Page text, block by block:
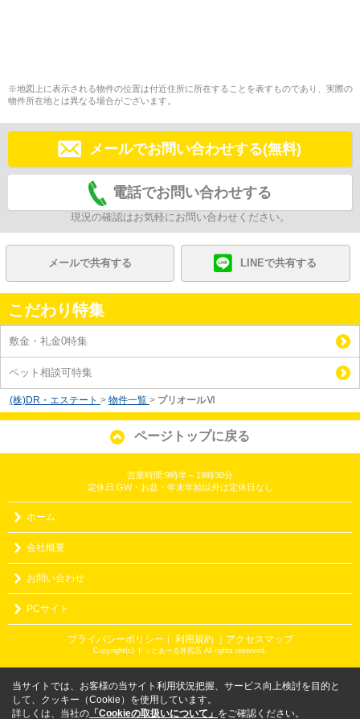
※地図上に表示される物件の位置は付近住所に所在することを表すものであり、実際の
物件所在地とは異なる場合がございます。
メールでお問い合わせする(無料)
電話でお問い合わせする
現況の確認はお気軽にお問い合わせください。
メールで共有する LINEで共有する
こだわり特集
敷金・礼金0特集
ペット相談可特集
(株)DR・エステート > 物件一覧 > プリオールⅥ
ページトップに戻る
営業時間:9時半～19時30分
定休日:GW・お盆・年末年始以外は定休日なし
ホーム
会社概要
お問い合わせ
PCサイト
プライバシーポリシー 利用規約 ｜アクセスマップ
Copyright(c) ドッとあーる井尻店 All rights reserved.
当サイトでは、お客様の当サイト利用状況把握、サービス向上検討を目的と
して、クッキー（Cookie）を使用しています。
詳しくは、当社の 「Cookieの取扱いについて」 をご確認ください。